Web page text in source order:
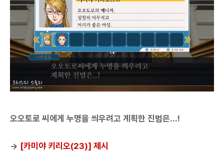
오오토로 씨에게 누명을 씌우려고 계획한 진범은...!
→ [카미야 키리오(23)] 제시